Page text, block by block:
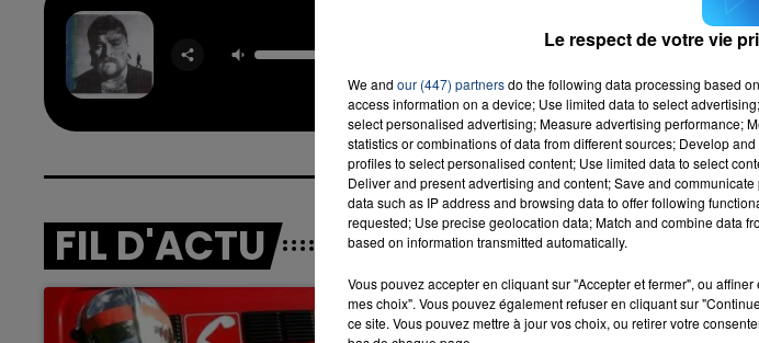
RADIO CONTACT
FIL D'ACTU
Le respect de votre vie
We and our (447) partnersdo the following data processing based
access information on a device; Use limited data to select
select personalised advertising; Measure advertising performance;
statistics or combinations of data from different sources; Develop
profiles to select personalised content; Use limited data to select
Deliver and present advertising and content; Save and
data such as IP address and browsing data to offer following
requested; Use precise geolocation data; Match and combine data
based on information transmitted automatically.
Vous pouvez accepter en cliquant sur "Accepter et fermer", ou
mes choix". Vous pouvez également refuser en cliquant sur
ce site. Vous pouvez mettre à jour vos choix, ou retirer votre